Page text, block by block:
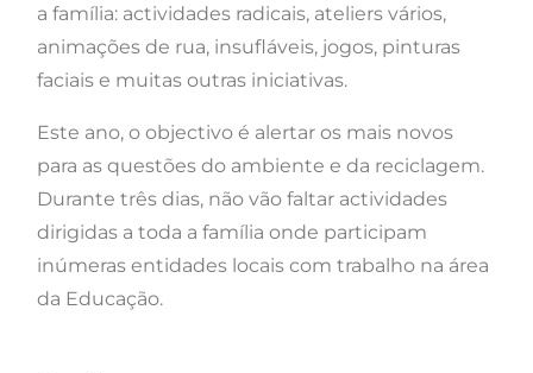
a família: actividades radicais, ateliers vários,
animações de rua, insufláveis, jogos, pinturas
faciais e muitas outras iniciativas.
Este ano, o objectivo é alertar os mais novos
para as questões do ambiente e da reciclagem.
Durante três dias, não vão faltar actividades
dirigidas a toda a família onde participam
inúmeras entidades locais com trabalho na área
da Educação.